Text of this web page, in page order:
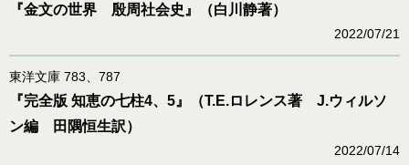
『金文の世界 殷周社会史』（白川静著）
2022/07/21
東洋文庫 783、787
『完全版 知恵の七柱4、5』（T.E.ロレンス著 J.ウィルソ
ン編 田隅恒生訳）
2022/07/14